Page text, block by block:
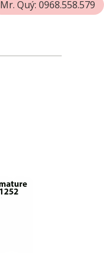
Mr. Quý: 0968.558.579